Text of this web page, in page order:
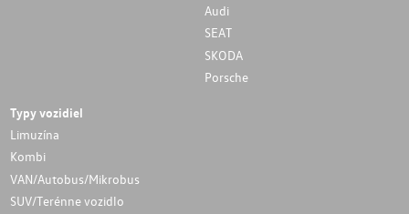
Audi
SEAT
SKODA
Porsche
Typy vozidiel
Limuzína
Kombi
VAN/Autobus/Mikrobus
SUV/Terénne vozidlo